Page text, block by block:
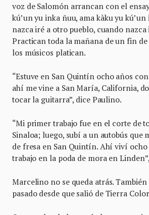
voz de Salomón arrancan con el
kú’un yu inka ñuu, ama kàku yu kú’un
nazca iré a otro pueblo, cuando nazca
Practican toda la mañana de un fin de
los músicos platican.
“Estuve en San Quintín ocho años
ahí me vine a San María, California,
tocar la guitarra”, dice Paulino.
“Mi primer trabajo fue en el corte de
Sinaloa; luego, subí a un autobús que
de fresa en San Quintín. Ahí viví ocho
trabajo en la poda de mora en
Marcelino no se queda atrás.
pasado desde que salió de Tierra